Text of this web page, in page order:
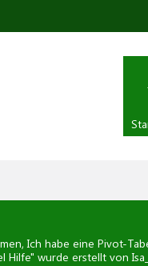
Ich habe eine Pivot-
Hilfe" wurde erstellt von